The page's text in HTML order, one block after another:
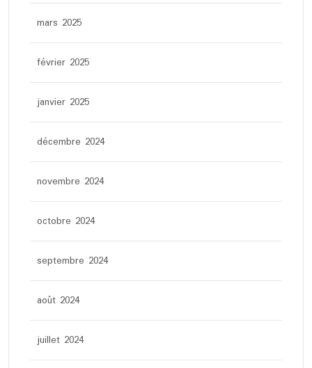
mars 2025
février 2025
janvier 2025
décembre 2024
novembre 2024
octobre 2024
septembre 2024
août 2024
juillet 2024